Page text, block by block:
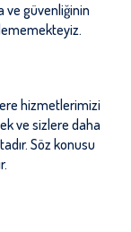
ve güvenliğinin
hizmetlerimizi
ve sizlere daha
Söz konusu